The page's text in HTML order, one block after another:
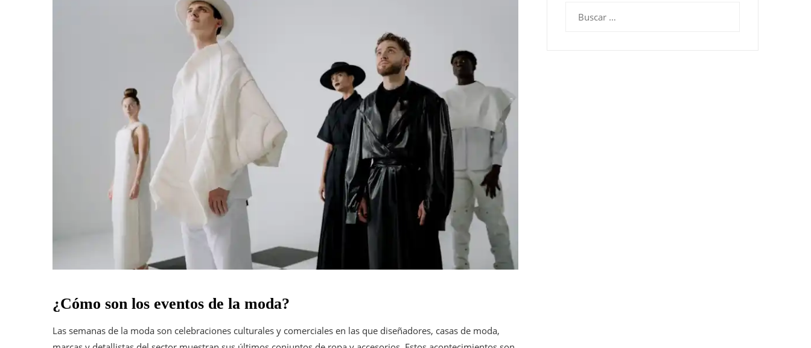
¿Cómo son los eventos de la moda?
Las semanas de la moda son celebraciones culturales y comerciales en las que diseñadores, casas de moda,